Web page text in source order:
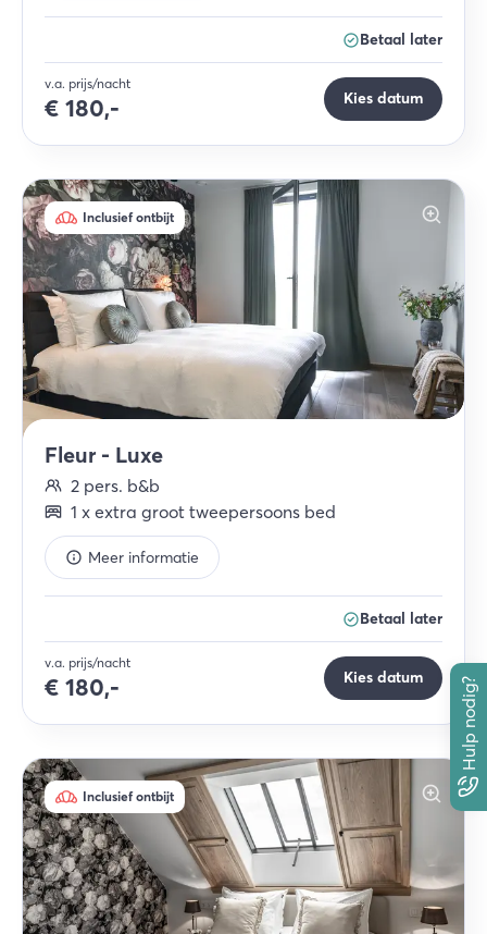
Hulp nodig?
Betaal later
v.a. prijs/nacht
€ 180,- Kies datum
Inclusief ontbijt
Fleur - Luxe
2 pers. b&b
1 x extra groot tweepersoons bed
Meer informatie
Betaal later
v.a. prijs/nacht
€ 180,- Kies datum
Inclusief ontbijt